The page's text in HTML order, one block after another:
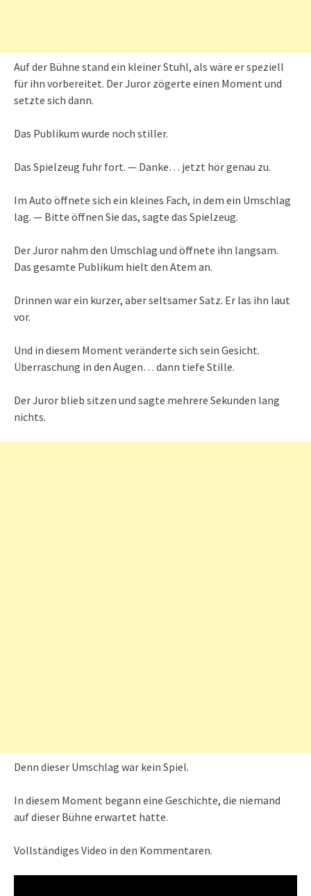
Auf der Bühne stand ein kleiner Stuhl, als wäre er speziell
für ihn vorbereitet. Der Juror zögerte einen Moment und
setzte sich dann.
Das Publikum wurde noch stiller.
Das Spielzeug fuhr fort. — Danke… jetzt hör genau zu.
Im Auto öffnete sich ein kleines Fach, in dem ein Umschlag
lag. — Bitte öffnen Sie das, sagte das Spielzeug.
Der Juror nahm den Umschlag und öffnete ihn langsam.
Das gesamte Publikum hielt den Atem an.
Drinnen war ein kurzer, aber seltsamer Satz. Er las ihn laut
vor.
Und in diesem Moment veränderte sich sein Gesicht.
Überraschung in den Augen… dann tiefe Stille.
Der Juror blieb sitzen und sagte mehrere Sekunden lang
nichts.
Denn dieser Umschlag war kein Spiel.
In diesem Moment begann eine Geschichte, die niemand
auf dieser Bühne erwartet hatte.
Vollständiges Video in den Kommentaren.